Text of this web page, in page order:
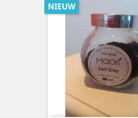
NIEUW